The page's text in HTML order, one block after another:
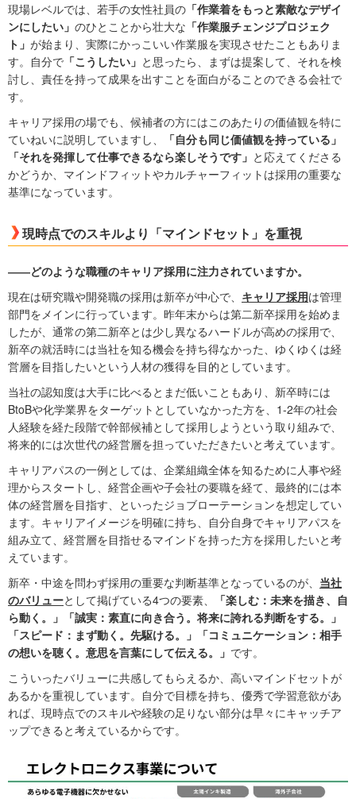
現場レベルでは、若手の女性社員の 「作業着をもっと素敵なデザイ
ンにしたい」 のひとことから壮大な 「作業服チェンジプロジェク
ト」 が始まり、実際にかっこいい作業服を実現させたこともありま
す。自分で 「こうしたい」 と思ったら、まずは提案して、それを検
討し、責任を持って成果を出すことを面白がることのできる会社で
す。
キャリア採用の場でも、候補者の方にはこのあたりの価値観を特に
ていねいに説明していますし、
「自分も同じ価値観を持っている」
「それを発揮して仕事できるなら楽しそうです」 と応えてくださる
かどうか、マインドフィットやカルチャーフィットは採用の重要な
基準になっています。
現時点でのスキルより「マインドセット」を重視
――どのような職種のキャリア採用に注力されていますか。
現在は研究職や開発職の採用は新卒が中心で、 キャリア採用は管理
部門をメインに行っています。昨年末からは第二新卒採用を始めま
したが、通常の第二新卒とは少し異なるハードルが高めの採用で、
新卒の就活時には当社を知る機会を持ち得なかった、ゆくゆくは経
営層を目指したいという人材の獲得を目的としています。
当社の認知度は大手に比べるとまだ低いこともあり、新卒時には
BtoBや化学業界をターゲットとしていなかった方を、1-2年の社会
人経験を経た段階で幹部候補として採用しようという取り組みで、
将来的には次世代の経営層を担っていただきたいと考えています。
キャリアパスの一例としては、企業組織全体を知るために人事や経
理からスタートし、経営企画や子会社の要職を経て、最終的には本
体の経営層を目指す、といったジョブローテーションを想定してい
ます。キャリアイメージを明確に持ち、自分自身でキャリアパスを
組み立て、経営層を目指せるマインドを持った方を採用したいと考
えています。
新卒・中途を問わず採用の重要な判断基準となっているのが、 当社
のバリューとして掲げている4つの要素、
「楽しむ：未来を描き、自
ら動く。」「誠実：素直に向き合う。将来に誇れる判断をする。」
「スピード：まず動く。先駆ける。」「コミュニケーション：相手
の想いを聴く。意思を言葉にして伝える。」 です。
こういったバリューに共感してもらえるか、高いマインドセットが
あるかを重視しています。自分で目標を持ち、優秀で学習意欲があ
れば、現時点でのスキルや経験の足りない部分は早々にキャッチア
ップできると考えているからです。